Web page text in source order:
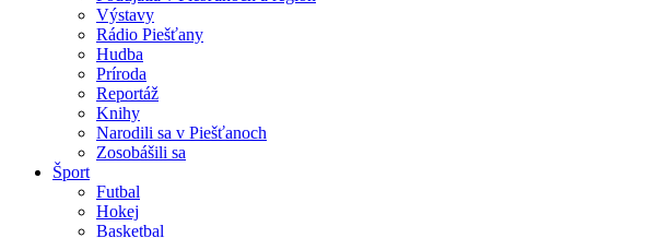
Výstavy
Rádio Piešťany
Hudba
Príroda
Reportáž
Knihy
Narodili sa v Piešťanoch
Zosobášili sa
Šport
Futbal
Hokej
Basketbal